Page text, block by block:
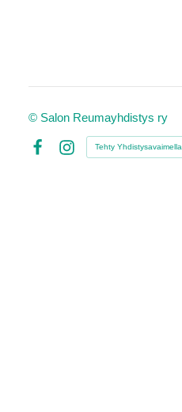
© Salon Reumayhdistys ry
Instagram
Tehty Yhdistysavaimella